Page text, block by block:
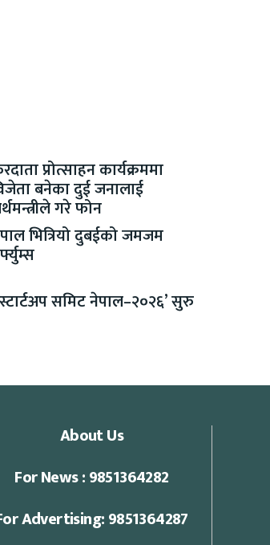
प्रोत्साहन कार्यक्रममा
बनेका दुई जनालाई
गरे फोन
भित्रियो दुबईको जमजम
समिट नेपाल–२०२६’ सुरु
About Us
For News : 9851364282
Advertising: 9851364287